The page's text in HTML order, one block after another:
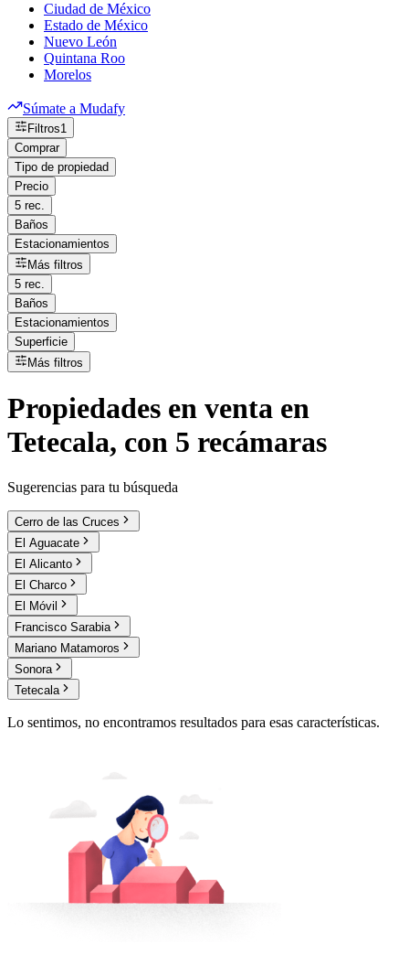
Ciudad de México
Estado de México
Nuevo León
Quintana Roo
Morelos
Súmate a Mudafy
Filtros1
Comprar
Tipo de propiedad
Precio
5 rec.
Baños
Estacionamientos
Más filtros
5 rec.
Baños
Estacionamientos
Superficie
Más filtros
Propiedades en venta en
Tetecala, con 5 recámaras
Sugerencias para tu búsqueda
Cerro de las Cruces
El Aguacate
El Alicanto
El Charco
El Móvil
Francisco Sarabia
Mariano Matamoros
Sonora
Tetecala
Lo sentimos, no encontramos resultados para esas características.